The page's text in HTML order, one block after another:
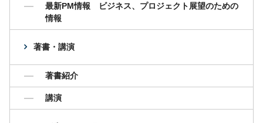
最新PM情報 ビジネス、プロジェクト展望のための
情報
著書・講演
著書紹介
講演